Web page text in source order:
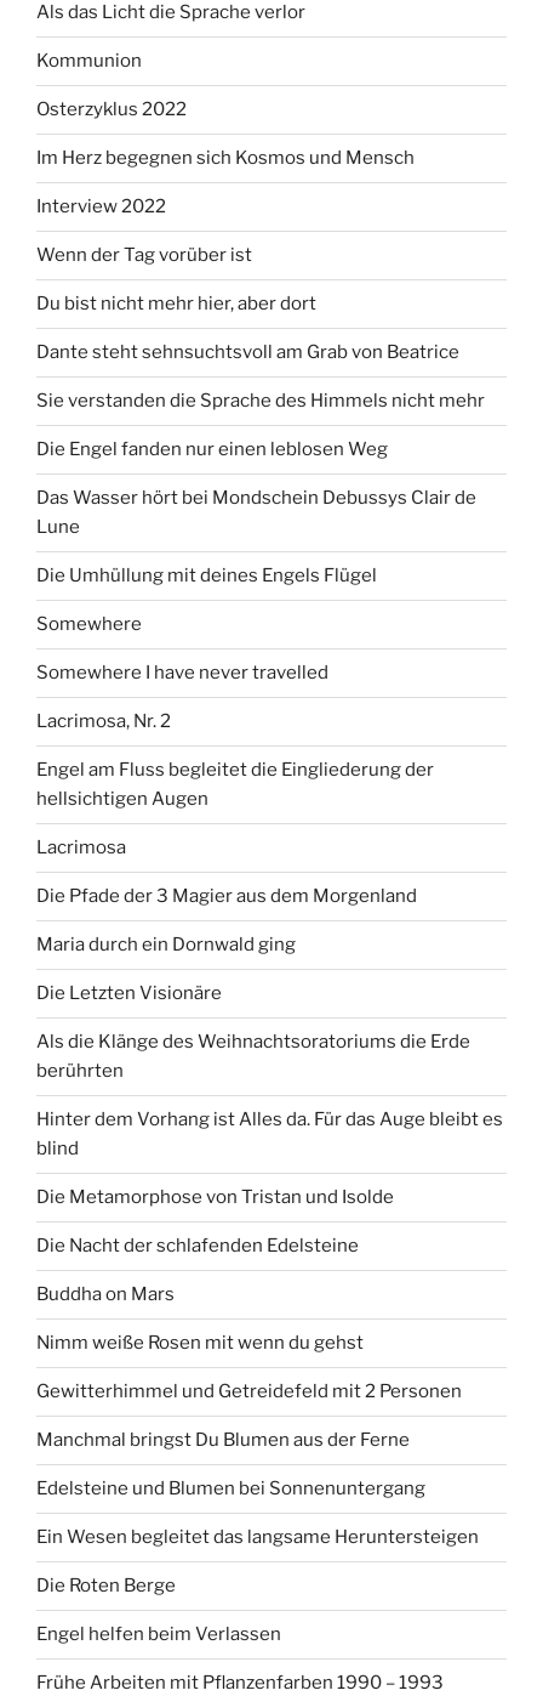
Als das Licht die Sprache verlor
Kommunion
Osterzyklus 2022
Im Herz begegnen sich Kosmos und Mensch
Interview 2022
Wenn der Tag vorüber ist
Du bist nicht mehr hier, aber dort
Dante steht sehnsuchtsvoll am Grab von Beatrice
Sie verstanden die Sprache des Himmels nicht mehr
Die Engel fanden nur einen leblosen Weg
Das Wasser hört bei Mondschein Debussys Clair de
Lune
Die Umhüllung mit deines Engels Flügel
Somewhere
Somewhere I have never travelled
Lacrimosa, Nr. 2
Engel am Fluss begleitet die Eingliederung der
hellsichtigen Augen
Lacrimosa
Die Pfade der 3 Magier aus dem Morgenland
Maria durch ein Dornwald ging
Die Letzten Visionäre
Als die Klänge des Weihnachtsoratoriums die Erde
berührten
Hinter dem Vorhang ist Alles da. Für das Auge bleibt es
blind
Die Metamorphose von Tristan und Isolde
Die Nacht der schlafenden Edelsteine
Buddha on Mars
Nimm weiße Rosen mit wenn du gehst
Gewitterhimmel und Getreidefeld mit 2 Personen
Manchmal bringst Du Blumen aus der Ferne
Edelsteine und Blumen bei Sonnenuntergang
Ein Wesen begleitet das langsame Heruntersteigen
Die Roten Berge
Engel helfen beim Verlassen
Frühe Arbeiten mit Pflanzenfarben 1990 – 1993